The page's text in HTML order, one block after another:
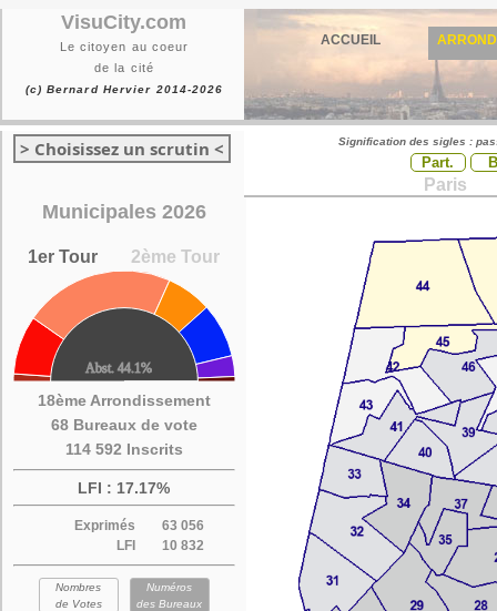
VisuCity.com
Le citoyen au coeur
de la cité
(c) Bernard Hervier 2014-2026
ACCUEIL
> Choisissez un scrutin <
Municipales 2026
1er Tour 2ème Tour
18ème Arrondissement
68 Bureaux de vote
114 592 Inscrits
LFI : 17.17%
Exprimés
63 056
LFI
10 832
Nombres
de Votes
Numéros
des Bureaux
Signification des sigles :
Part.
Paris